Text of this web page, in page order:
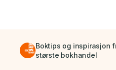
Boktips og inspirasjon
største bokhandel